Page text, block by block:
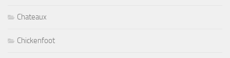
Chateaux
Chickenfoot